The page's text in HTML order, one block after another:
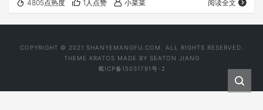
稳了脚跟。 我们要对祖国保持自信，是我们的，迟早我们要
收回来的。 下边放了云南卫视的视频，不错可以看一看。
4805点热度 1人点赞 小菜菜 阅读全文
COPYRIGHT © 2021 SHANYEMANGFU.COM. ALL RIGHTS RESERVED.
THEME KRATOS MADE BY SEATON JIANG
蜀ICP备15031791号-2